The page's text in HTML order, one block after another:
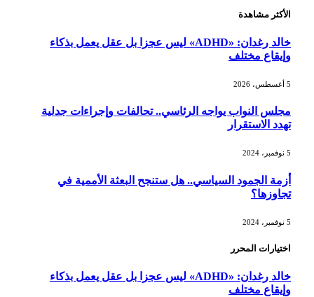
الأكثر مشاهدة
خالد رغدان: «ADHD» ليس عجزا بل عقل يعمل بذكاء
وإيقاع مختلف
مجلس النواب يواجه الرئاسي.. تحالفات وإجراءات جدلية
تهدد الاستقرار
أزمة الجمود السياسي.. هل ستنجح البعثة الأممية في
تجاوزها؟
اختيارات المحرر
خالد رغدان: «ADHD» ليس عجزا بل عقل يعمل بذكاء
وإيقاع مختلف